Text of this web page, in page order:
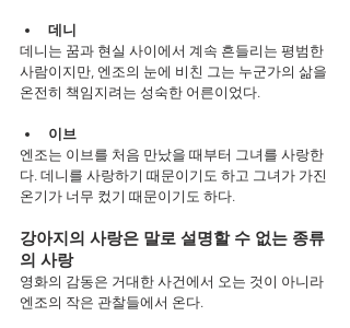
데니
데니는 꿈과 현실 사이에서 계속 흔들리는 평범한
사람이지만, 엔조의 눈에 비친 그는 누군가의 삶을
온전히 책임지려는 성숙한 어른이었다.
이브
엔조는 이브를 처음 만났을 때부터 그녀를 사랑한
다. 데니를 사랑하기 때문이기도 하고 그녀가 가진
온기가 너무 컸기 때문이기도 하다.
강아지의 사랑은 말로 설명할 수 없는 종류
의 사랑
영화의 감동은 거대한 사건에서 오는 것이 아니라
엔조의 작은 관찰들에서 온다.